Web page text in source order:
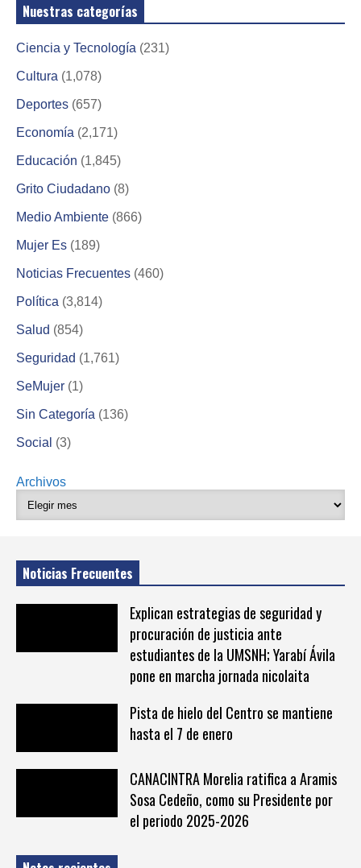
Nuestras categorías
Ciencia y Tecnología (231)
Cultura (1,078)
Deportes (657)
Economía (2,171)
Educación (1,845)
Grito Ciudadano (8)
Medio Ambiente (866)
Mujer Es (189)
Noticias Frecuentes (460)
Política (3,814)
Salud (854)
Seguridad (1,761)
SeMujer (1)
Sin Categoría (136)
Social (3)
Archivos
Noticias Frecuentes
Explican estrategias de seguridad y
procuración de justicia ante
estudiantes de la UMSNH; Yarabí Ávila
pone en marcha jornada nicolaita
Pista de hielo del Centro se mantiene
hasta el 7 de enero
CANACINTRA Morelia ratifica a Aramis
Sosa Cedeño, como su Presidente por
el periodo 2025-2026